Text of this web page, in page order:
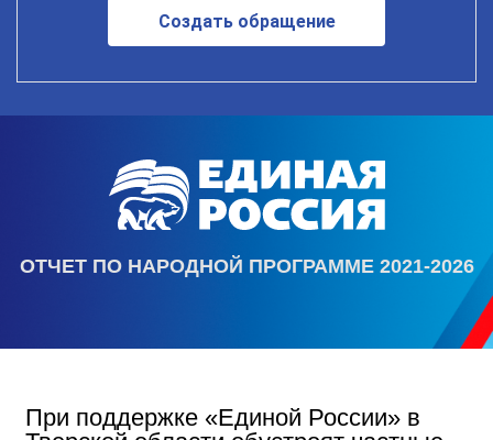
Создать обращение
ОТЧЕТ ПО НАРОДНОЙ ПРОГРАММЕ 2021-2026
При поддержке «Единой России» в